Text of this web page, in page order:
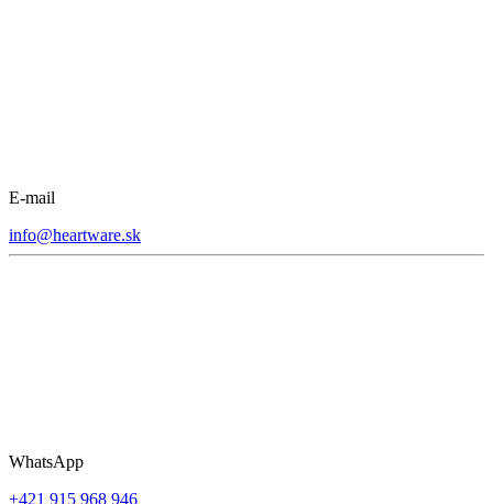
E-mail
info@heartware.sk
WhatsApp
+421 915 968 946